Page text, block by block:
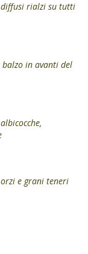
diffusi rialzi su tutti
in avanti del
e grani teneri